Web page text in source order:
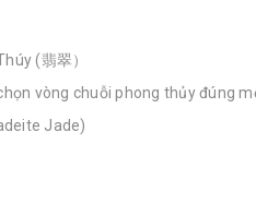
(翡翠）
vòng chuỗi phong thủy đúng
Jade)